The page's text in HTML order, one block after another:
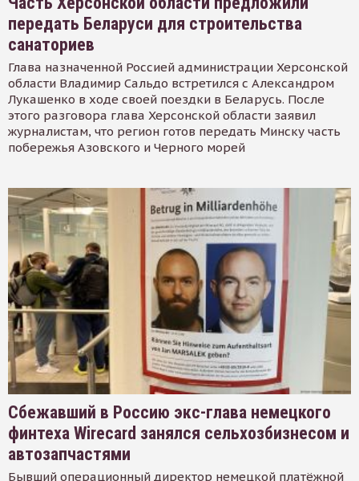
передать Беларуси для строительства
санаториев
Глава назначенной Россией администрации Херсонской
области Владимир Сальдо встретился с Александром
Лукашенко в ходе своей поездки в Беларусь. После
этого разговора глава Херсонской области заявил
журналистам, что регион готов передать Минску часть
побережья Азовского и Черного морей
Сбежавший в Россию экс-глава немецкого
финтеха Wirecard занялся сельхозбизнесом и
автозапчастями
Бывший операционный директор немецкой платёжной